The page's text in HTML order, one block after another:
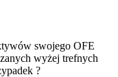
swojego OFE
wyżej trefnych
?